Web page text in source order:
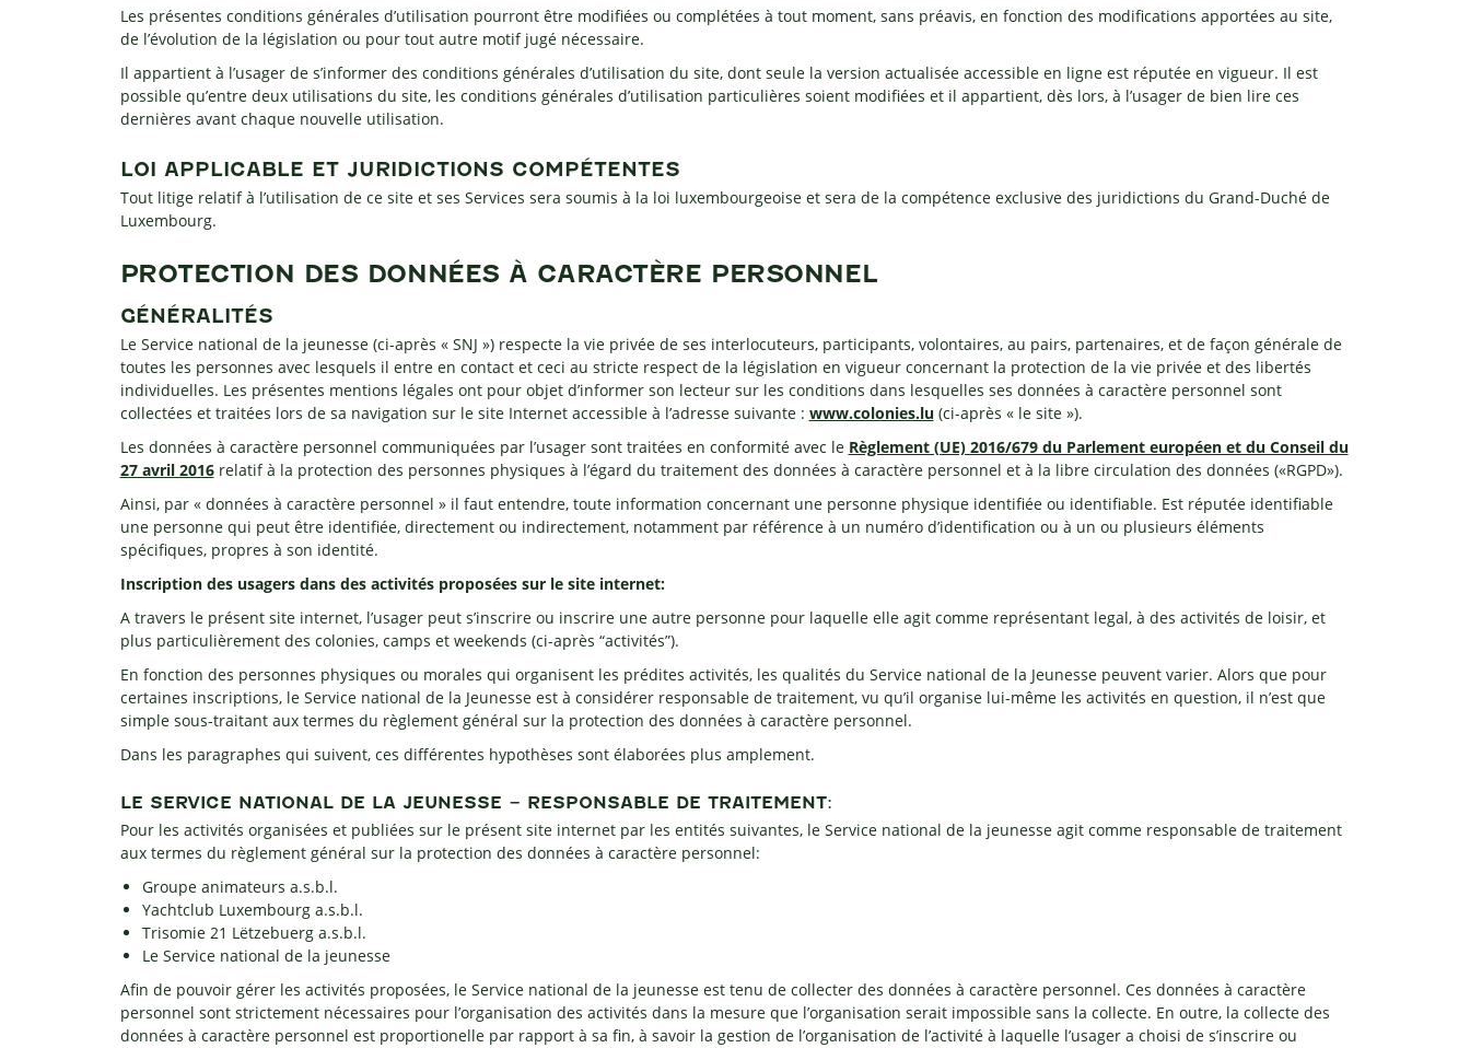
Les présentes conditions générales d’utilisation pourront être modifiées ou complétées à tout moment, sans préavis, en fonction des modifications apportées au site,
de l’évolution de la législation ou pour tout autre motif jugé nécessaire.
Il appartient à l’usager de s’informer des conditions générales d’utilisation du site, dont seule la version actualisée accessible en ligne est réputée en vigueur. Il est
possible qu’entre deux utilisations du site, les conditions générales d’utilisation particulières soient modifiées et il appartient, dès lors, à l’usager de bien lire ces
dernières avant chaque nouvelle utilisation.
LOI APPLICABLE ET JURIDICTIONS COMPÉTENTES
Tout litige relatif à l’utilisation de ce site et ses Services sera soumis à la loi luxembourgeoise et sera de la compétence exclusive des juridictions du Grand-Duché de
Luxembourg.
PROTECTION DES DONNÉES À CARACTÈRE PERSONNEL
GÉNÉRALITÉS
Le Service national de la jeunesse (ci-après « SNJ ») respecte la vie privée de ses interlocuteurs, participants, volontaires, au pairs, partenaires, et de façon générale de
toutes les personnes avec lesquels il entre en contact et ceci au stricte respect de la législation en vigueur concernant la protection de la vie privée et des libertés
individuelles. Les présentes mentions légales ont pour objet d’informer son lecteur sur les conditions dans lesquelles ses données à caractère personnel sont
collectées et traitées lors de sa navigation sur le site Internet accessible à l’adresse suivante : www.colonies.lu(ci-après « le site »).
Les données à caractère personnel communiquées par l’usager sont traitées en conformité avec le Règlement (UE) 2016/679 du Parlement européen et du Conseil du
27 avril 2016relatif à la protection des personnes physiques à l’égard du traitement des données à caractère personnel et à la libre circulation des données («RGPD»).
Ainsi, par « données à caractère personnel » il faut entendre, toute information concernant une personne physique identifiée ou identifiable. Est réputée identifiable
une personne qui peut être identifiée, directement ou indirectement, notamment par référence à un numéro d’identification ou à un ou plusieurs éléments
spécifiques, propres à son identité.
Inscription des usagers dans des activités proposées sur le site internet:
A travers le présent site internet, l’usager peut s’inscrire ou inscrire une autre personne pour laquelle elle agit comme représentant legal, à des activités de loisir, et
plus particulièrement des colonies, camps et weekends (ci-après “activités”).
En fonction des personnes physiques ou morales qui organisent les prédites activités, les qualités du Service national de la Jeunesse peuvent varier. Alors que pour
certaines inscriptions, le Service national de la Jeunesse est à considérer responsable de traitement, vu qu’il organise lui-même les activités en question, il n’est que
simple sous-traitant aux termes du règlement général sur la protection des données à caractère personnel.
Dans les paragraphes qui suivent, ces différentes hypothèses sont élaborées plus amplement.
LE SERVICE NATIONAL DE LA JEUNESSE – RESPONSABLE DE TRAITEMENT:
Pour les activités organisées et publiées sur le présent site internet par les entités suivantes, le Service national de la jeunesse agit comme responsable de traitement
aux termes du règlement général sur la protection des données à caractère personnel:
Groupe animateurs a.s.b.l.
Yachtclub Luxembourg a.s.b.l.
Trisomie 21 Lëtzebuerg a.s.b.l.
Le Service national de la jeunesse
Afin de pouvoir gérer les activités proposées, le Service national de la jeunesse est tenu de collecter des données à caractère personnel. Ces données à caractère
personnel sont strictement nécessaires pour l’organisation des activités dans la mesure que l’organisation serait impossible sans la collecte. En outre, la collecte des
données à caractère personnel est proportionelle par rapport à sa fin, à savoir la gestion de l’organisation de l’activité à laquelle l’usager a choisi de s’inscrire ou